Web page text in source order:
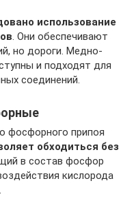
использование
. Они обеспечивают
но дороги. Медно-
и подходят для
соединений.
фосфорного припоя
обходиться без
в состав фосфор
кислорода